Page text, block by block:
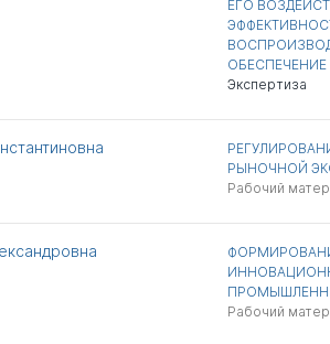
ЕГО
ОБЕСПЕЧЕНИЕ
Экспертиза
РЫНОЧНОЙ
Рабочий
Рабочий